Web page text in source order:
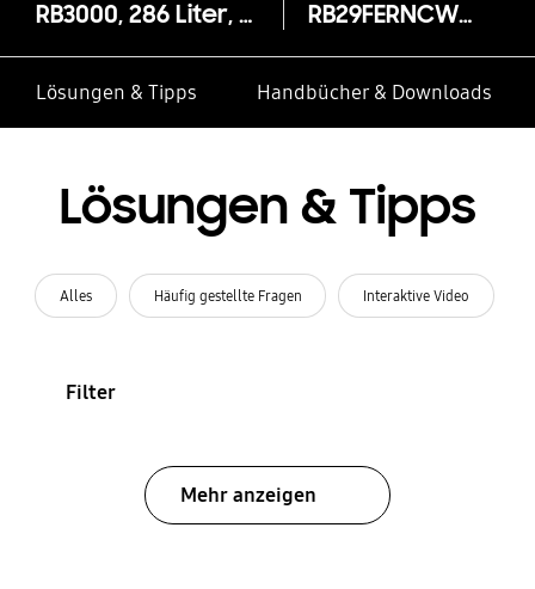
RB3000, 286 Liter, 178cm, A++ weiss RB29FERNCWW
Lösungen & Tipps Handbücher & Downloads
Lösungen & Tipps
Alles Häufig gestellte Fragen Interaktive Video
Filter
Mehr anzeigen